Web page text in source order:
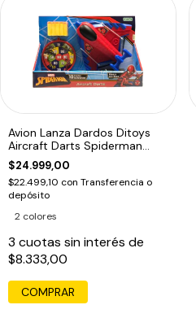
Avion Lanza Dardos Ditoys
Aircraft Darts Spiderman
Avengers
$24.999,00
$22.499,10 con Transferencia o
depósito
2 colores
3 cuotas sin interés de
$8.333,00
COMPRAR